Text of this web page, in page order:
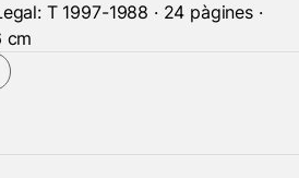
T 1997-1988 · 24 pàgines ·
cm